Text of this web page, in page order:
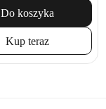
Do koszyka
Kup teraz